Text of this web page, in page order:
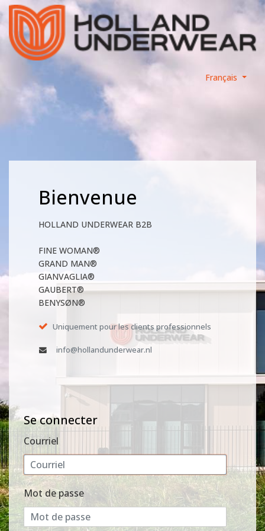
Français
Bienvenue
HOLLAND UNDERWEAR B2B
FINE WOMAN®
GRAND MAN®
GIANVAGLIA®
GAUBERT®
BENYSØN®
Uniquement pour les clients professionnels
info@hollandunderwear.nl
Se connecter
Courriel
Mot de passe